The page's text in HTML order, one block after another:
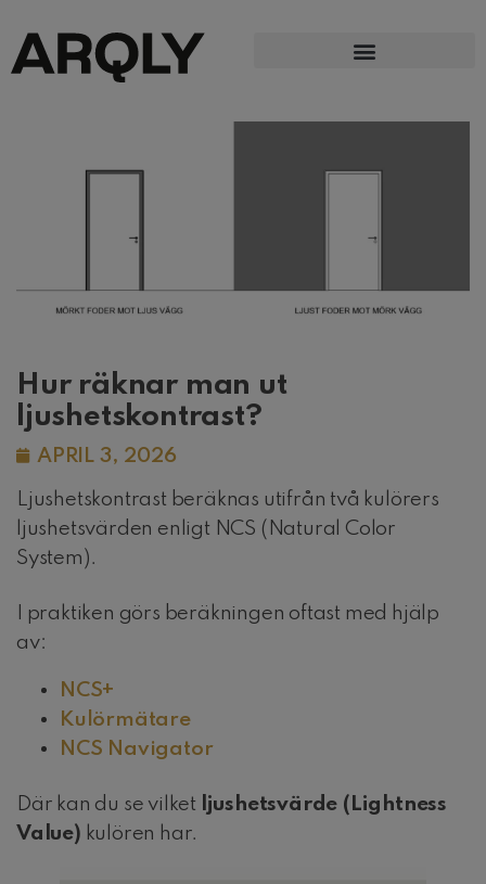
Hur räknar man ut
ljushetskontrast?
APRIL 3, 2026
Ljushetskontrast beräknas utifrån två kulörers
ljushetsvärden enligt NCS (Natural Color
System).
I praktiken görs beräkningen oftast med hjälp
av:
NCS+
Kulörmätare
NCS Navigator
Där kan du se vilket
ljushetsvärde (Lightness
Value) kulören har.